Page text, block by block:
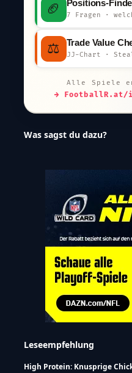
🏈 Positions-
⚖️ Trade Value
Alle Spiele
→
Was sagst du dazu?
Leseempfehlung
High Protein: Knusprige